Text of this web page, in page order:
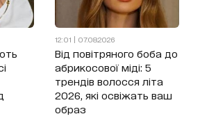
12:01 | 07.08.2026
Від повітряного боба до
абрикосової міді: 5
трендів волосся літа
2026, які освіжать ваш
образ